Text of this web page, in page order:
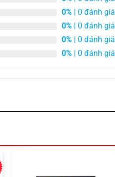
0% | 0 đánh giá
0% | 0 đánh giá
0% | 0 đánh giá
0% | 0 đánh giá